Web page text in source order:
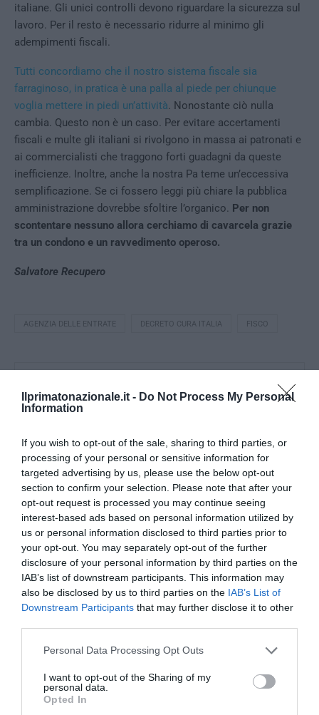
Ilprimatonazionale.it - Do Not Process My Personal
Information
If you wish to opt-out of the sale, sharing to third parties, or
processing of your personal or sensitive information for
targeted advertising by us, please use the below opt-out
section to confirm your selection. Please note that after your
opt-out request is processed you may continue seeing
interest-based ads based on personal information utilized by
us or personal information disclosed to third parties prior to
your opt-out. You may separately opt-out of the further
disclosure of your personal information by third parties on the
IAB’s list of downstream participants. This information may
also be disclosed by us to third parties on the IAB’s List of
Downstream Participants that may further disclose it to other
Please note that this website/app uses one or more Google
not limited to your visit or usage behaviour. You may click to
grant or deny consent to Google and its third-party tags to
use your data for below specified purposes in below Google
Personal Data Processing Opt Outs
I want to opt-out of the Sharing of my
personal data.
Opted In
italiane. Gli unici controlli devono riguardare la sicurezza sul
lavoro. Per il resto è necessario ridurre al minimo gli
adempimenti fiscali.
Tutti concordiamo che il nostro sistema fiscale sia
farraginoso, in pratica è una palla al piede per chiunque
voglia mettere in piedi un’attività. Nonostante ciò nulla
cambia. Questo non è un caso. Per evitare accertamenti
fiscali e multe gli italiani si rivolgono in massa ai patronati e
ai commercialisti che traggono forti guadagni da queste
inefficienze. Inoltre, anche la nostra Pa teme un’eccessiva
semplificazione. Se ci fossero leggi più chiare la pubblica
amministrazione dovrebbe sfoltire l’organico. Per non
scontentare nessuno allora cerchiamo di cavarcela grazie
tra un condono e un ravvedimento operoso.
Salvatore Recupero
AGENZIA DELLE ENTRATE DECRETO CURA ITALIA FISCO
Giornalista pubblicista classe 1980, in
provincia di Messina. Vive a Roma, laurea in
Scienze Politiche e in Editoria e Giornalismo. Nel 2004 inizia
la sua attività pubblicistica occupandosi di politica interna
ed internazionale. Dal dicembre 2013 si occupa di tematiche
economiche per Il Primato Nazionale.
previous post
Coronavirus, superati i 195mila infetti. Ancora 415 morti, calano
Il periodo di quarantena spinge gli italiani ad utilizzare internet